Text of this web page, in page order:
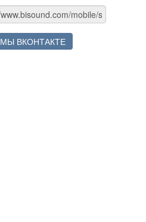
МЫ ВКОНТАКТЕ